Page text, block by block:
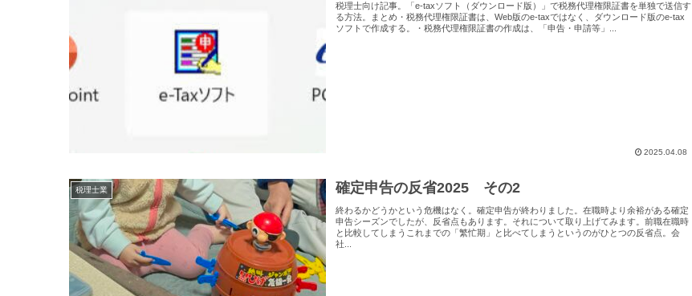
税理士向け記事。「e-taxソフト（ダウンロード版）」で税務代理権限証書を単独で送信す
る方法。まとめ・税務代理権限証書は、Web版のe-taxではなく、ダウンロード版のe-tax
ソフトで作成する。・税務代理権限証書の作成は、「申告・申請等」...
2025.04.08
税理士業 確定申告の反省2025 その2
終わるかどうかという危機はなく。確定申告が終わりました。在職時より余裕がある確定
申告シーズンでしたが、反省点もあります。それについて取り上げてみます。前職在職時
と比較してしまうこれまでの「繁忙期」と比べてしまうというのがひとつの反省点。会
社...